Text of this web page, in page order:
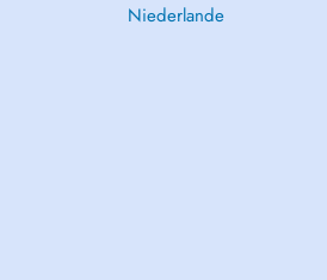
Niederlande